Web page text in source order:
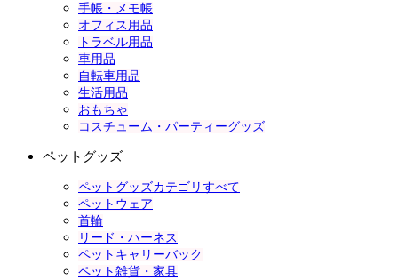
手帳・メモ帳
オフィス用品
トラベル用品
車用品
自転車用品
生活用品
おもちゃ
コスチューム・パーティーグッズ
ペットグッズ
ペットグッズカテゴリすべて
ペットウェア
首輪
リード・ハーネス
ペットキャリーバック
ペット雑貨・家具